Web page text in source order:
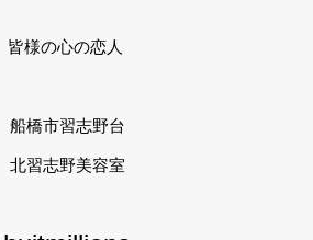
皆様の心の恋人
船橋市習志野台
北習志野美容室